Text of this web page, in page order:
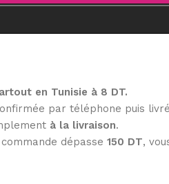
en Tunisie à 8 DT.
par téléphone puis
à la livraison.
dépasse 150 DT,